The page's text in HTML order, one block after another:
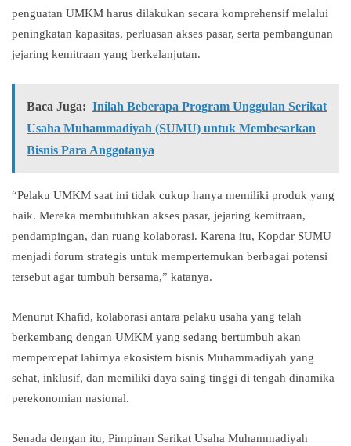
penguatan UMKM harus dilakukan secara komprehensif melalui
peningkatan kapasitas, perluasan akses pasar, serta pembangunan
jejaring kemitraan yang berkelanjutan.
Baca Juga: Inilah Beberapa Program Unggulan Serikat
Usaha Muhammadiyah (SUMU) untuk Membesarkan
Bisnis Para Anggotanya
“Pelaku UMKM saat ini tidak cukup hanya memiliki produk yang
baik. Mereka membutuhkan akses pasar, jejaring kemitraan,
pendampingan, dan ruang kolaborasi. Karena itu, Kopdar SUMU
menjadi forum strategis untuk mempertemukan berbagai potensi
tersebut agar tumbuh bersama,” katanya.
Menurut Khafid, kolaborasi antara pelaku usaha yang telah
berkembang dengan UMKM yang sedang bertumbuh akan
mempercepat lahirnya ekosistem bisnis Muhammadiyah yang
sehat, inklusif, dan memiliki daya saing tinggi di tengah dinamika
perekonomian nasional.
Senada dengan itu, Pimpinan Serikat Usaha Muhammadiyah